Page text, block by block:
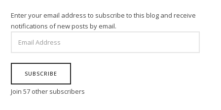
Enter your email address to subscribe to this blog and receive
notifications of new posts by email.
ADDRESS
SUBSCRIBE
Join 57 other subscribers